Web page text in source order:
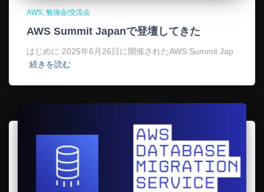
AWS 勉強会/交流会
AWS Summit Japanで登壇してきた
はじめに 2025年6月26日に開催されたAWS Summit Jap
続きを読む